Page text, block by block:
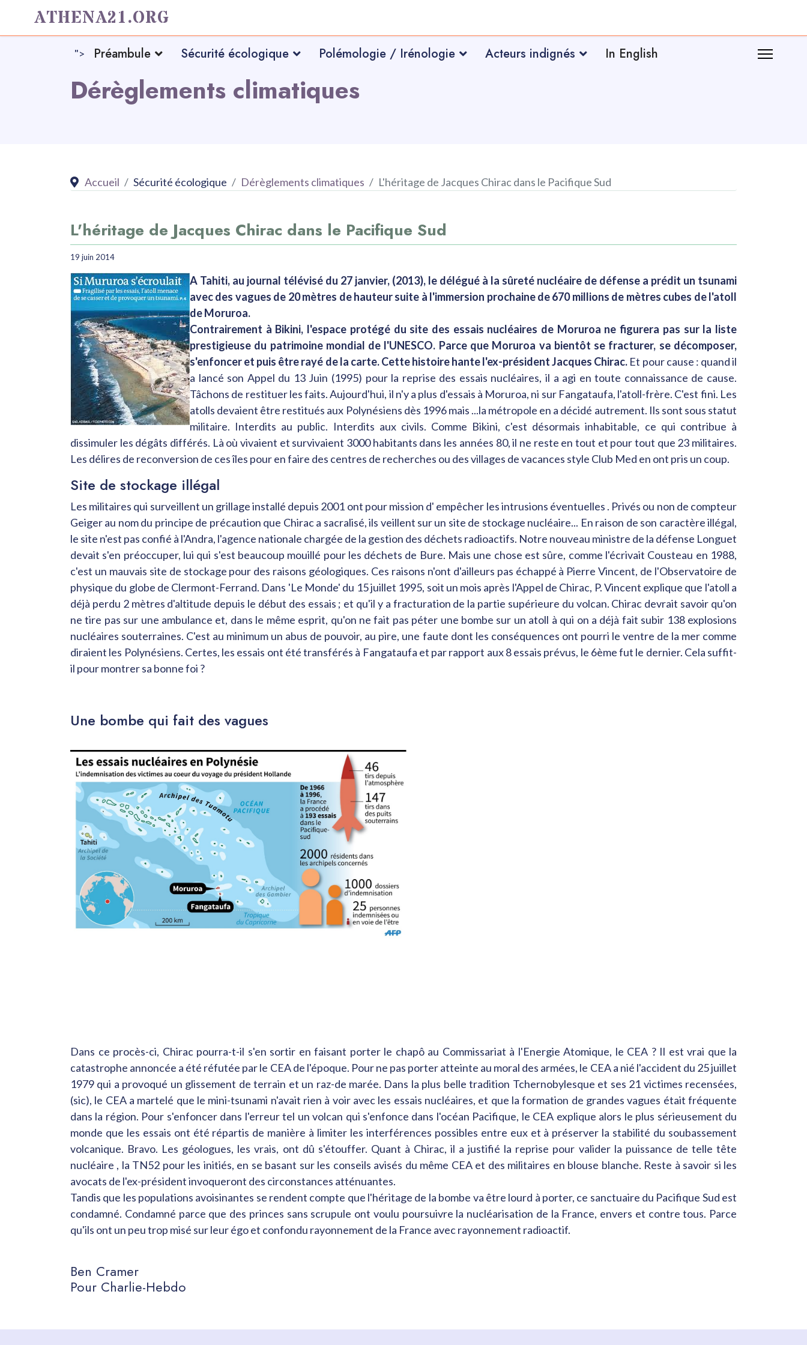
ATHENA21.ORG
"> Préambule Sécurité écologique Polémologie / Irénologie Acteurs indignés In English
Dérèglements climatiques
Accueil Sécurité écologique Dérèglements climatiques L'héritage de Jacques Chirac dans le Pacifique Sud
L'héritage de Jacques Chirac dans le Pacifique Sud
19 juin 2014
A Tahiti, au journal télévisé du 27 janvier, (2013), le délégué à la sûreté nucléaire de défense a prédit un tsunami
avec des vagues de 20 mètres de hauteur suite à l'immersion prochaine de 670 millions de mètres cubes de l'atoll
de Moruroa.
Contrairement à Bikini, l'espace protégé du site des essais nucléaires de Moruroa ne figurera pas sur la liste
prestigieuse du patrimoine mondial de l'UNESCO. Parce que Moruroa va bientôt se fracturer, se décomposer,
s'enfoncer et puis être rayé de la carte.Cette histoire hante l'ex-président Jacques Chirac. Et pour cause : quand il
a lancé son Appel du 13 Juin (1995) pour la reprise des essais nucléaires, il a agi en toute connaissance de cause.
Tâchons de restituer les faits. Aujourd'hui, il n'y a plus d'essais à Moruroa, ni sur Fangataufa, l'atoll-frère. C'est fini. Les
atolls devaient être restitués aux Polynésiens dès 1996 mais ...la métropole en a décidé autrement. Ils sont sous statut
militaire. Interdits au public. Interdits aux civils. Comme Bikini, c'est désormais inhabitable, ce qui contribue à
dissimuler les dégâts différés. Là où vivaient et survivaient 3000 habitants dans les années 80, il ne reste en tout et pour tout que 23 militaires.
Les délires de reconversion de ces îles pour en faire des centres de recherches ou des villages de vacances style Club Med en ont pris un coup.
Site de stockage illégal
Les militaires qui surveillent un grillage installé depuis 2001 ont pour mission d' empêcher les intrusions éventuelles . Privés ou non de compteur
Geiger au nom du principe de précaution que Chirac a sacralisé, ils veillent sur un site de stockage nucléaire... En raison de son caractère illégal,
le site n'est pas confié à l'Andra, l'agence nationale chargée de la gestion des déchets radioactifs. Notre nouveau ministre de la défense Longuet
devait s'en préoccuper, lui qui s'est beaucoup mouillé pour les déchets de Bure. Mais une chose est sûre, comme l'écrivait Cousteau en 1988,
c'est un mauvais site de stockage pour des raisons géologiques. Ces raisons n'ont d'ailleurs pas échappé à Pierre Vincent, de l'Observatoire de
physique du globe de Clermont-Ferrand. Dans 'Le Monde' du 15 juillet 1995, soit un mois après l'Appel de Chirac, P. Vincent explique que l'atoll a
déjà perdu 2 mètres d'altitude depuis le début des essais ; et qu'il y a fracturation de la partie supérieure du volcan. Chirac devrait savoir qu'on
ne tire pas sur une ambulance et, dans le même esprit, qu'on ne fait pas péter une bombe sur un atoll à qui on a déjà fait subir 138 explosions
nucléaires souterraines. C'est au minimum un abus de pouvoir, au pire, une faute dont les conséquences ont pourri le ventre de la mer comme
diraient les Polynésiens. Certes, les essais ont été transférés à Fangataufa et par rapport aux 8 essais prévus, le 6ème fut le dernier. Cela suffit-
il pour montrer sa bonne foi ?
Une bombe qui fait des vagues
Dans ce procès-ci, Chirac pourra-t-il s'en sortir en faisant porter le chapô au Commissariat à l'Energie Atomique, le CEA ? Il est vrai que la
catastrophe annoncée a été réfutée par le CEA de l'époque. Pour ne pas porter atteinte au moral des armées, le CEA a nié l'accident du 25 juillet
1979 qui a provoqué un glissement de terrain et un raz-de marée. Dans la plus belle tradition Tchernobylesque et ses 21 victimes recensées,
(sic), le CEA a martelé que le mini-tsunami n'avait rien à voir avec les essais nucléaires, et que la formation de grandes vagues était fréquente
dans la région. Pour s'enfoncer dans l'erreur tel un volcan qui s'enfonce dans l'océan Pacifique, le CEA explique alors le plus sérieusement du
monde que les essais ont été répartis de manière à limiter les interférences possibles entre eux et à préserver la stabilité du soubassement
volcanique. Bravo. Les géologues, les vrais, ont dû s'étouffer. Quant à Chirac, il a justifié la reprise pour valider la puissance de telle tête
nucléaire , la TN52 pour les initiés, en se basant sur les conseils avisés du même CEA et des militaires en blouse blanche. Reste à savoir si les
avocats de l'ex-président invoqueront des circonstances atténuantes.
Tandis que les populations avoisinantes se rendent compte que l'héritage de la bombe va être lourd à porter, ce sanctuaire du Pacifique Sud est
condamné. Condamné parce que des princes sans scrupule ont voulu poursuivre la nucléarisation de la France, envers et contre tous. Parce
qu'ils ont un peu trop misé sur leur égo et confondu rayonnement de la France avec rayonnement radioactif.
Ben Cramer
Pour Charlie-Hebdo